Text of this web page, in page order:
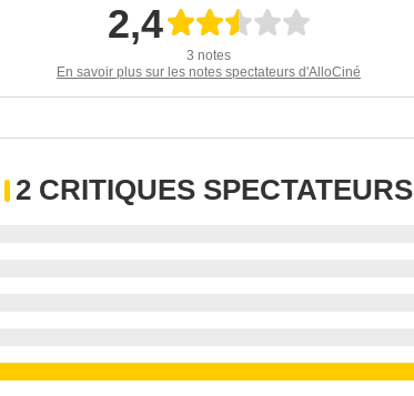
2,4
3 notes
En savoir plus sur les notes spectateurs d'AlloCiné
2 CRITIQUES SPECTATEURS